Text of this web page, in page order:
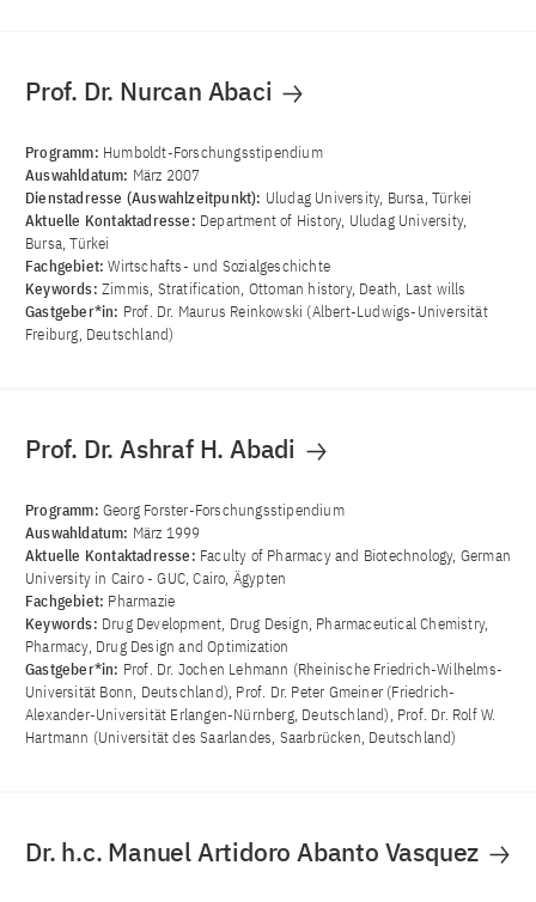
Prof. Dr. Nurcan Abaci
Programm: Humboldt-Forschungsstipendium
Auswahldatum: März 2007
Dienstadresse (Auswahlzeitpunkt): Uludag University, Bursa, Türkei
Aktuelle Kontaktadresse: Department of History, Uludag University,
Bursa, Türkei
Fachgebiet:Wirtschafts- und Sozialgeschichte
Keywords: Zimmis, Stratification, Ottoman history, Death, Last wills
Gastgeber*in: Prof. Dr. Maurus Reinkowski (Albert-Ludwigs-Universität
Freiburg, Deutschland)
Prof. Dr. Ashraf H. Abadi
Programm: Georg Forster-Forschungsstipendium
Auswahldatum: März 1999
Aktuelle Kontaktadresse: Faculty of Pharmacy and Biotechnology, German
University in Cairo - GUC, Cairo, Ägypten
Fachgebiet: Pharmazie
Keywords: Drug Development, Drug Design, Pharmaceutical Chemistry,
Pharmacy, Drug Design and Optimization
Gastgeber*in: Prof. Dr. Jochen Lehmann (Rheinische Friedrich-Wilhelms-
Universität Bonn, Deutschland), Prof. Dr. Peter Gmeiner (Friedrich-
Alexander-Universität Erlangen-Nürnberg, Deutschland), Prof. Dr. Rolf W.
Hartmann (Universität des Saarlandes, Saarbrücken, Deutschland)
Dr. h.c. Manuel Artidoro Abanto Vasquez